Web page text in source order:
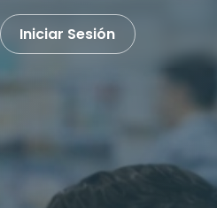
Iniciar Sesión